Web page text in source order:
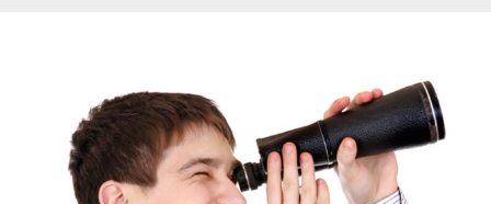
доступности метро Исторический музей и Университет. Вокруг –
парк им. Шевченко, Ботанический сад, Дельфинарий, Зоопарк,
ХНАТОБ, лучшие кафе и заведения центра города.
Дополнительно Возможна продажа по программам Е-Оселя и Е-
Восстановление. Это не просто квартира – это пространство с
характером, где сочетаются элегантность, комфорт и престиж.
Приглашаем на просмотр, чтобы лично оценить ее атмосферу.